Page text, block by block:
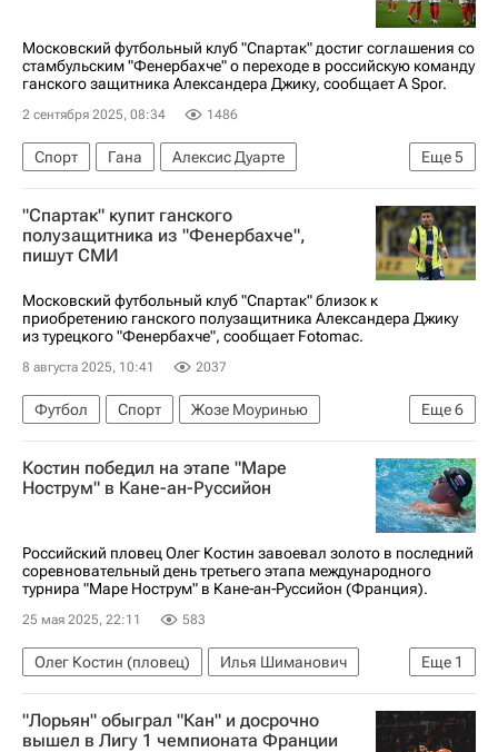
Московский футбольный клуб "Спартак" достиг соглашения со
стамбульским "Фенербахче" о переходе в российскую команду
ганского защитника Александера Джику, сообщает A Spor.
2 сентября 2025, 08:34 1486
Еще5
Спорт Гана
Алексис Дуарте
Александер Джику
Спартак Москва
Фенербахче
Сантос Футбол
"Спартак" купит ганского
полузащитника из "Фенербахче",
пишут СМИ
Московский футбольный клуб "Спартак" близок к
приобретению ганского полузащитника Александера Джику
из турецкого "Фенербахче", сообщает Fotomac.
8 августа 2025, 10:41 2037
Еще6
Футбол Спорт
Жозе Моуринью
Александер Джику
Фенербахче
Спартак Москва
Бастия
РПЛ 2026-2027 (Чемпионат России по футболу)
Трансферы в РПЛ
Костин победил на этапе "Маре
Нострум" в Кане-ан-Руссийон
Российский пловец Олег Костин завоевал золото в последний
соревновательный день третьего этапа международного
турнира "Маре Нострум" в Кане‑ан‑Руссийон (Франция).
25 мая 2025, 22:11 583
Еще 1
Олег Костин (пловец)
Илья Шиманович
Плавание
"Лорьян" обыграл "Кан" и досрочно
вышел в Лигу 1 чемпионата Франции